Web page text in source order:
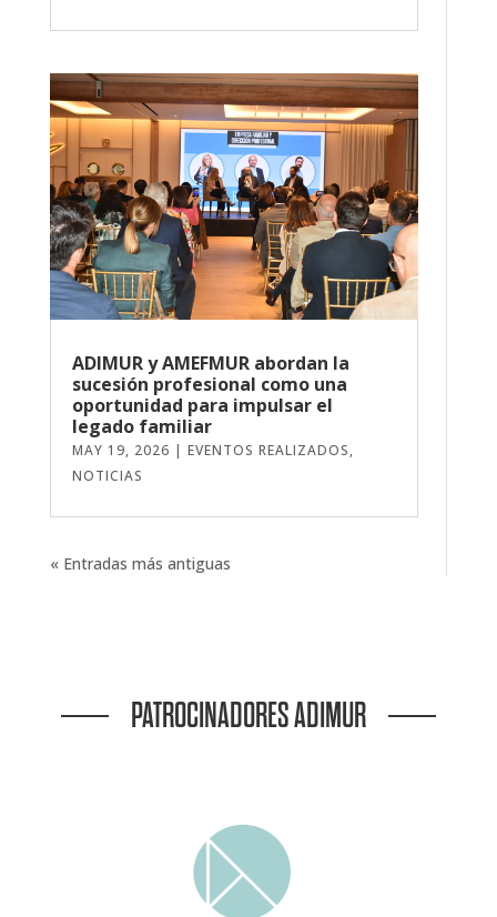
ADIMUR y AMEFMUR abordan la
sucesión profesional como una
oportunidad para impulsar el
legado familiar
MAY 19, 2026 | EVENTOS REALIZADOS,
NOTICIAS
« Entradas más antiguas
PATROCINADORES ADIMUR